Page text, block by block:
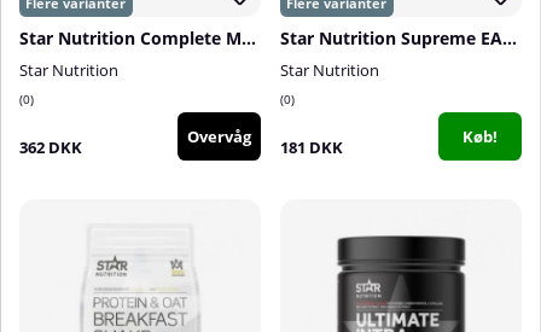
Star Nutrition Complete Meal, 1,2 kg
Star Nutrition
0
362 DKK Overvåg
Star Nutrition Supreme EAA, 250 g
Star Nutrition
0
181 DKK Køb!